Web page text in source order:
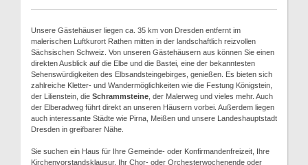
Unsere Gästehäuser liegen ca. 35 km von Dresden entfernt im
malerischen Luftkurort Rathen mitten in der landschaftlich reizvollen
Sächsischen Schweiz. Von unseren Gästehäusern aus können Sie einen
direkten Ausblick auf die Elbe und die Bastei, eine der bekanntesten
Sehenswürdigkeiten des Elbsandsteingebirges, genießen. Es bieten sich
zahlreiche Kletter- und Wandermöglichkeiten wie die Festung Königstein,
der Lilienstein, die Schrammsteine , der Malerweg und vieles mehr. Auch
der Elberadweg führt direkt an unseren Häusern vorbei. Außerdem liegen
auch interessante Städte wie Pirna, Meißen und unsere Landeshauptstadt
Dresden in greifbarer Nähe.
Sie suchen ein Haus für Ihre Gemeinde- oder Konfirmandenfreizeit, Ihre
Kirchenvorstandsklausur, Ihr Chor- oder Orchesterwochenende oder